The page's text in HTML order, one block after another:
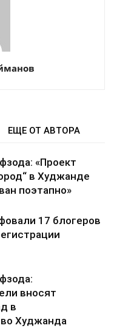
ЕЩЕ ОТ АВТОРА
«Проект
в Худжанде
поэтапно»
17 блогеров
вносят
в
Худжанда